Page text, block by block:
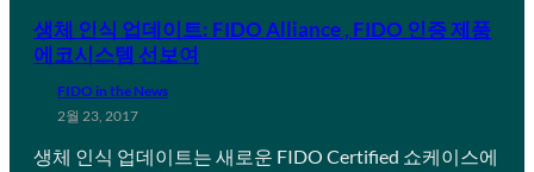
생체 인식 업데이트: FIDO Alliance , FIDO 인증 제품
에코시스템 선보여
FIDO in the News
2월 23, 2017
생체 인식 업데이트는 새로운 FIDO Certified 쇼케이스에